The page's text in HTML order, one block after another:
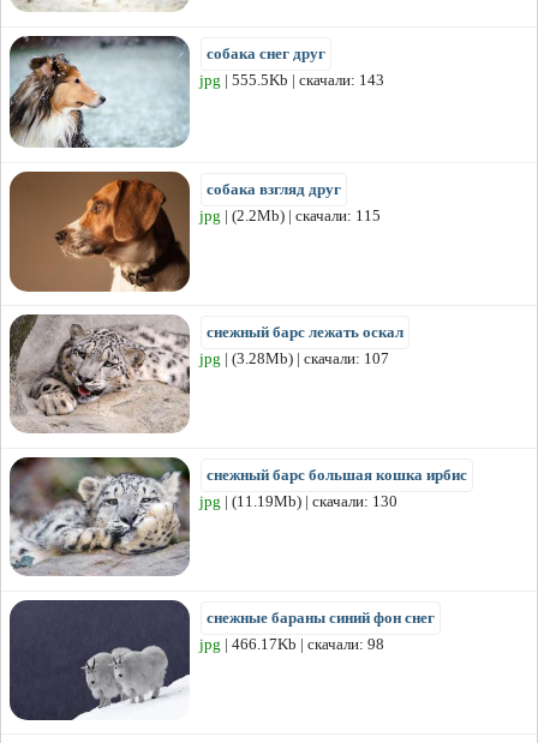
собака снег друг
jpg | 555.5Kb | скачали: 143
собака взгляд друг
jpg | (2.2Mb) | скачали: 115
снежный барс лежать оскал
jpg | (3.28Mb) | скачали: 107
снежный барс большая кошка ирбис
jpg | (11.19Mb) | скачали: 130
снежные бараны синий фон снег
jpg | 466.17Kb | скачали: 98